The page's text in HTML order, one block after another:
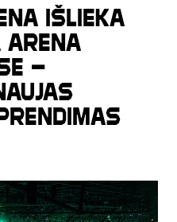
išlieka
arena
–